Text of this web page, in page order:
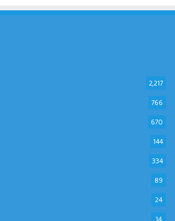
2,217
766
670
144
334
89
24